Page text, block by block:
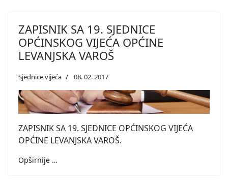
ZAPISNIK SA 19. SJEDNICE
OPĆINSKOG VIJEĆA OPĆINE
LEVANJSKA VAROŠ
Sjednice vijeća 08. 02. 2017
ZAPISNIK SA 19. SJEDNICE OPĆINSKOG VIJEĆA
OPĆINE LEVANJSKA VAROŠ.
Opširnije …